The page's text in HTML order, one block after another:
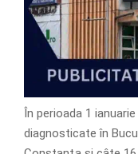
În perioada 1
diagnosticate în